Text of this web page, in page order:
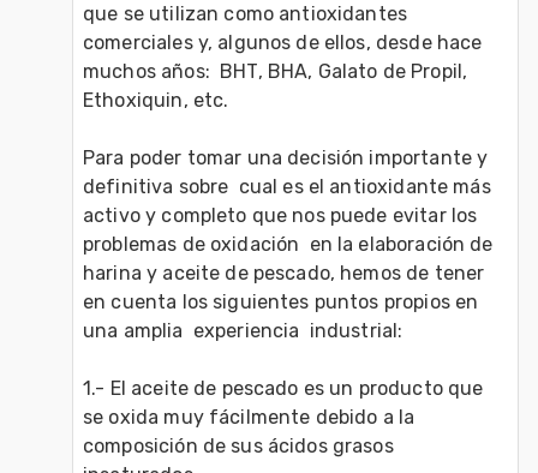
que se utilizan como antioxidantes
comerciales y, algunos de ellos, desde hace
muchos años:  BHT, BHA, Galato de Propil,
Ethoxiquin, etc.
Para poder tomar una decisión importante y
definitiva sobre  cual es el antioxidante más
activo y completo que nos puede evitar los
problemas de oxidación  en la elaboración de
harina y aceite de pescado, hemos de tener
en cuenta los siguientes puntos propios en
una amplia  experiencia  industrial:
1.- El aceite de pescado es un producto que
se oxida muy fácilmente debido a la
composición de sus ácidos grasos